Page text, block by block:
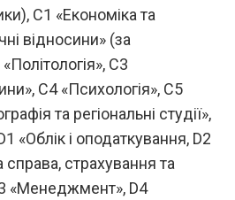
C1 «Економіка та
відносини» (за
C3
C4 «Психологія», C5
та регіональні студії»,
«Облік і оподаткування, D2
справа, страхування та
«Менеджмент», D4